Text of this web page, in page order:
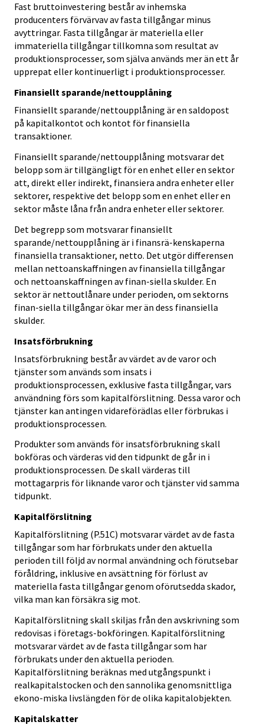
Fast bruttoinvestering består av inhemska
producenters förvärvav av fasta tillgångar minus
avyttringar. Fasta tillgångar är materiella eller
immateriella tillgångar tillkomna som resultat av
produktionsprocesser, som själva används mer än ett år
upprepat eller kontinuerligt i produktionsprocesser.
Finansiellt sparande/nettoupplåning
Finansiellt sparande/nettoupplåning är en saldopost
på kapitalkontot och kontot för finansiella
transaktioner.
Finansiellt sparande/nettoupplåning motsvarar det
belopp som är tillgängligt för en enhet eller en sektor
att, direkt eller indirekt, finansiera andra enheter eller
sektorer, respektive det belopp som en enhet eller en
sektor måste låna från andra enheter eller sektorer.
Det begrepp som motsvarar finansiellt
sparande/nettoupplåning är i finansrä-kenskaperna
finansiella transaktioner, netto. Det utgör differensen
mellan nettoanskaffningen av finansiella tillgångar
och nettoanskaffningen av finan-siella skulder. En
sektor är nettoutlånare under perioden, om sektorns
finan-siella tillgångar ökar mer än dess finansiella
skulder.
Insatsförbrukning
Insatsförbrukning består av värdet av de varor och
tjänster som används som insats i
produktionsprocessen, exklusive fasta tillgångar, vars
användning förs som kapitalförslitning. Dessa varor och
tjänster kan antingen vidareförädlas eller förbrukas i
produktionsprocessen.
Produkter som används för insatsförbrukning skall
bokföras och värderas vid den tidpunkt de går in i
produktionsprocessen. De skall värderas till
mottagarpris för liknande varor och tjänster vid samma
tidpunkt.
Kapitalförslitning
Kapitalförslitning (P.51C) motsvarar värdet av de fasta
tillgångar som har förbrukats under den aktuella
perioden till följd av normal användning och förutsebar
föråldring, inklusive en avsättning för förlust av
materiella fasta tillgångar genom oförutsedda skador,
vilka man kan försäkra sig mot.
Kapitalförslitning skall skiljas från den avskrivning som
redovisas i företags-bokföringen. Kapitalförslitning
motsvarar värdet av de fasta tillgångar som har
förbrukats under den aktuella perioden.
Kapitalförslitning beräknas med utgångspunkt i
realkapitalstocken och den sannolika genomsnittliga
ekono-miska livslängden för de olika kapitalobjekten.
Kapitalskatter